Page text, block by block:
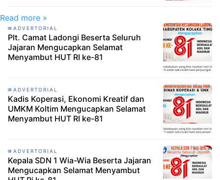
Read more »
ADVERTORIAL
Plt. Camat Ladongi Beserta Seluruh
Jajaran Mengucapkan Selamat
Menyambut HUT RI ke-81
ADVERTORIAL
Kadis Koperasi, Ekonomi Kreatif dan
UMKM Koltim Mengucapkan Selamat
Menyambut HUT RI ke-81
ADVERTORIAL
Kepala SDN 1 Wia-Wia Beserta Jajaran
Mengucapkan Selamat Menyambut